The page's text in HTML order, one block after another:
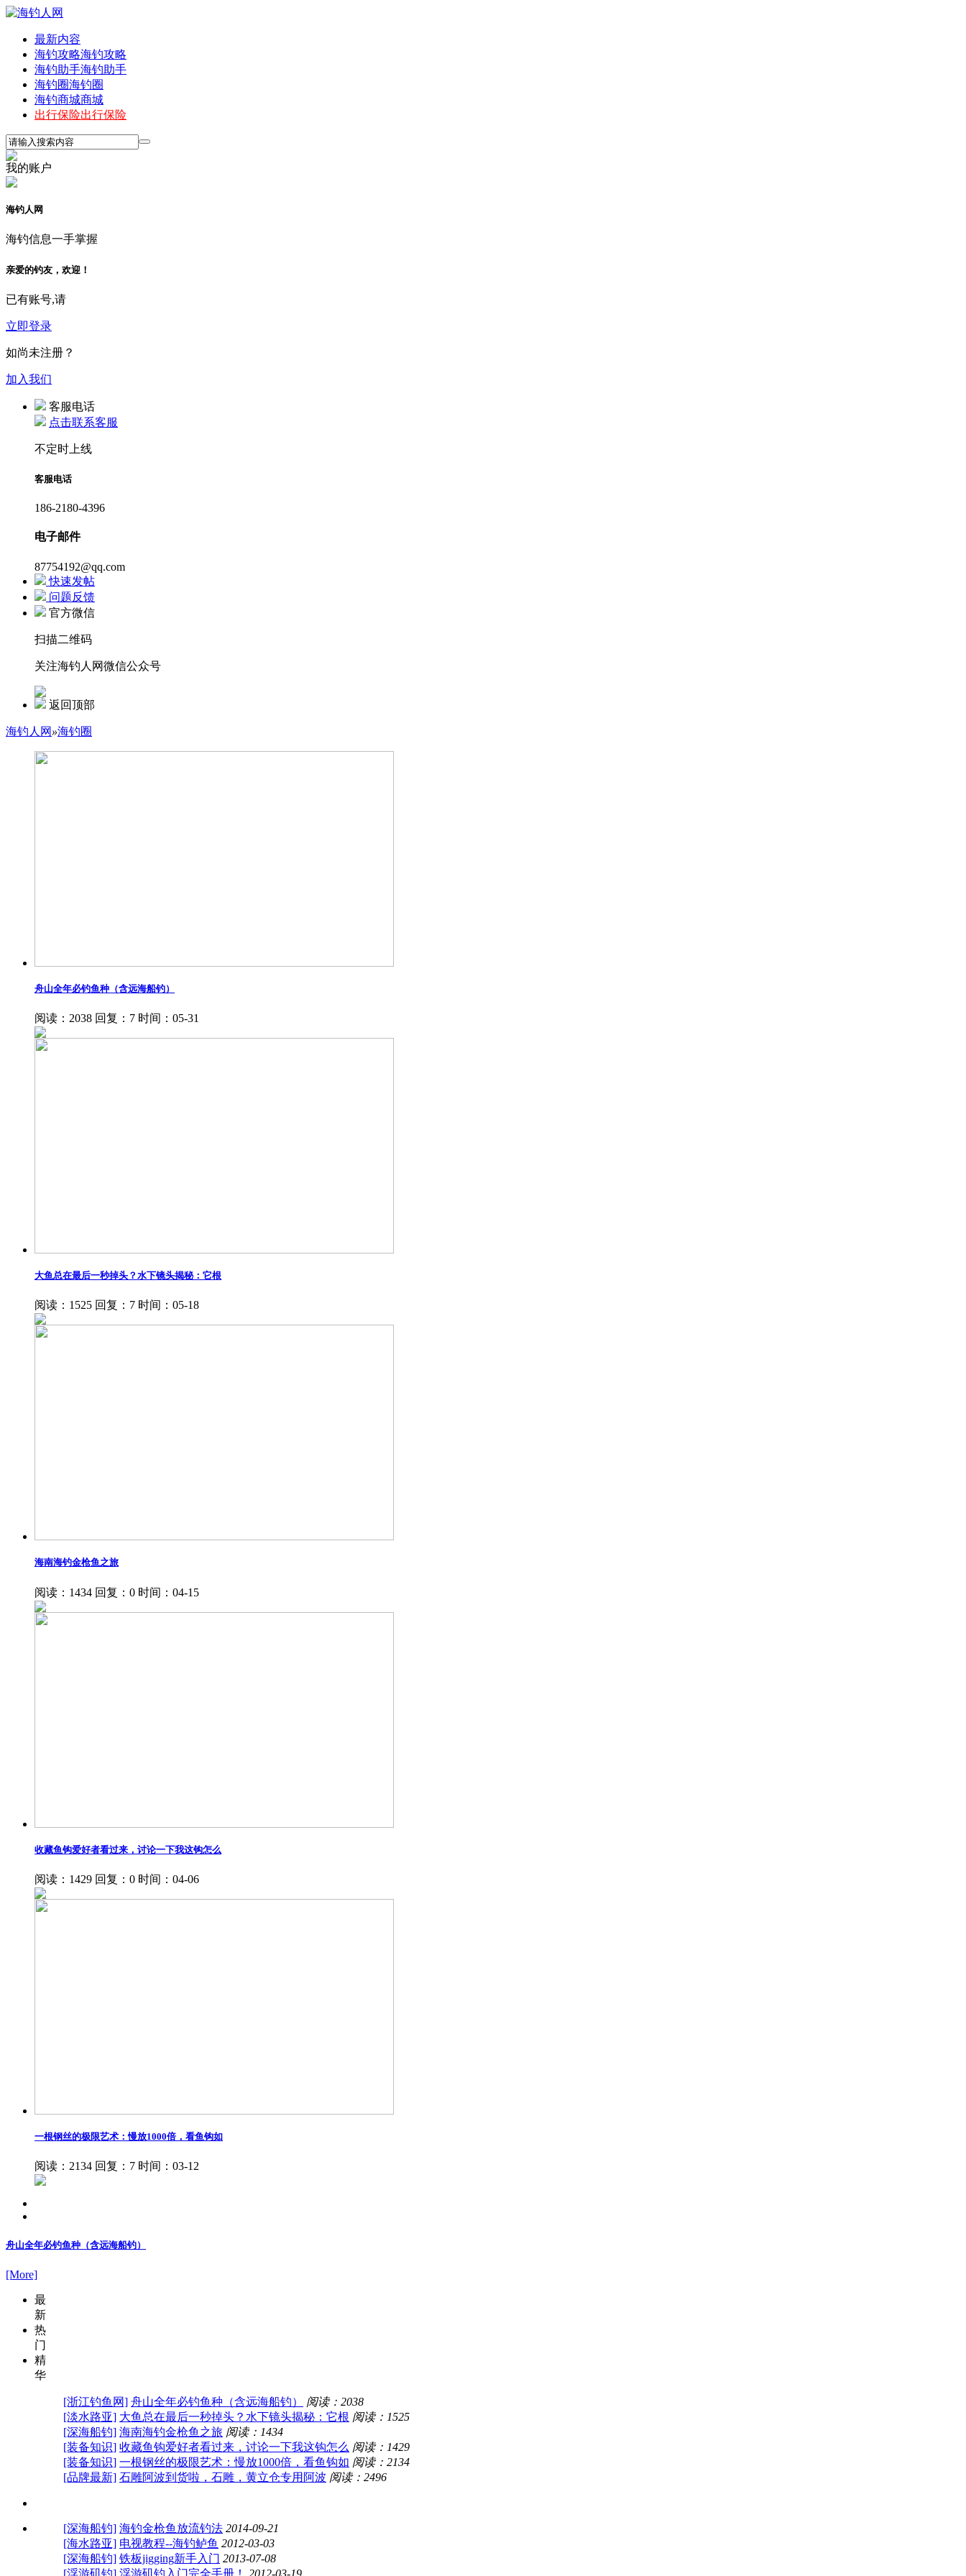
最新内容
海钓攻略海钓攻略
海钓助手海钓助手
海钓圈海钓圈
海钓商城商城
出行保险出行保险
我的账户
海钓人网
海钓信息一手掌握
亲爱的钓友，欢迎！
已有账号,请
立即登录
如尚未注册？
加入我们
客服电话
点击联系客服
不定时上线
客服电话
186-2180-4396
电子邮件
87754192@qq.com
快速发帖
问题反馈
官方微信
扫描二维码
关注海钓人网微信公众号
返回顶部
海钓人网 »海钓圈
舟山全年必钓鱼种（含远海船钓）
阅读：2038 回复：7 时间：05-31
大鱼总在最后一秒掉头？水下镜头揭秘：它根
阅读：1525 回复：7 时间：05-18
海南海钓金枪鱼之旅
阅读：1434 回复：0 时间：04-15
收藏鱼钩爱好者看过来，讨论一下我这钩怎么
阅读：1429 回复：0 时间：04-06
一根钢丝的极限艺术：慢放1000倍，看鱼钩如
阅读：2134 回复：7 时间：03-12
舟山全年必钓鱼种（含远海船钓）
[More]
最
新
热
门
精
华
[浙江钓鱼网] 舟山全年必钓鱼种（含远海船钓）
阅读：2038
[淡水路亚] 大鱼总在最后一秒掉头？水下镜头揭秘：它根 阅读：1525
[深海船钓] 海南海钓金枪鱼之旅 阅读：1434
[装备知识] 收藏鱼钩爱好者看过来，讨论一下我这钩怎么 阅读：1429
[装备知识] 一根钢丝的极限艺术：慢放1000倍，看鱼钩如 阅读：2134
[品牌最新] 石雕阿波到货啦，石雕，黄立仓专用阿波 阅读：2496
[深海船钓] 海钓金枪鱼放流钓法 2014-09-21
[海水路亚] 电视教程--海钓鲈鱼 2012-03-03
[深海船钓] 铁板jigging新手入门 2013-07-08
[浮游矶钓] 浮游矶钓入门完全手册！ 2012-03-19